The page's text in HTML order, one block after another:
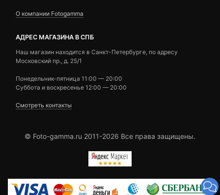
О компании Fotogamma
АДРЕС МАГАЗИНА В СПБ
Наш магазин находится в Санкт-Петербурге, по адресу
Московский пр., д. 25/1
Понедельник-пятница 11:00 — 20:00
Суббота и воскресенье 12:00 — 20:00
Смотреть контакты
© Foto-gamma.ru 2011-2026 Все права защищены.